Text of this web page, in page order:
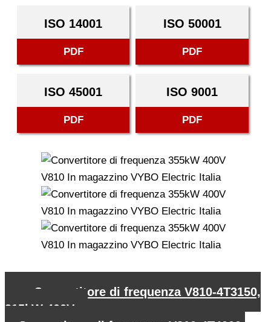
ISO 14001
PDF
ISO 50001
PDF
ISO 45001
PDF
ISO 9001
PDF
Convertitore di frequenza V810-4T3150,
315kW 400V